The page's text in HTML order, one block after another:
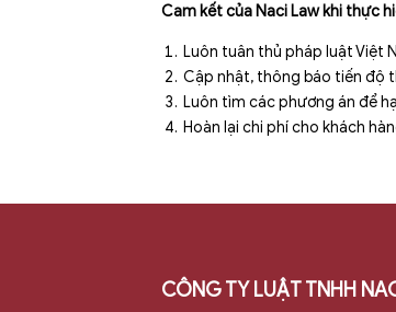
Cam kết của Naci Law khi thực
Luôn tuân thủ pháp luật Việt
Cập nhật, thông báo tiến độ
Luôn tìm các phương án để
Hoàn lại chi phí cho khách
CÔNG TY LUẬT TNHH